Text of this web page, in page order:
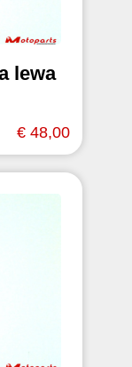
lewa
€ 48,00